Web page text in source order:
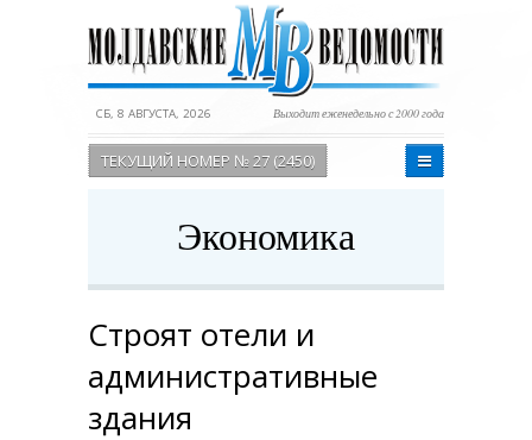
СБ, 8 АВГУСТА, 2026 Выходит еженедельно с 2000 года
ТЕКУЩИЙ НОМЕР № 27 (2450)
Экономика
Строят отели и
административные
здания